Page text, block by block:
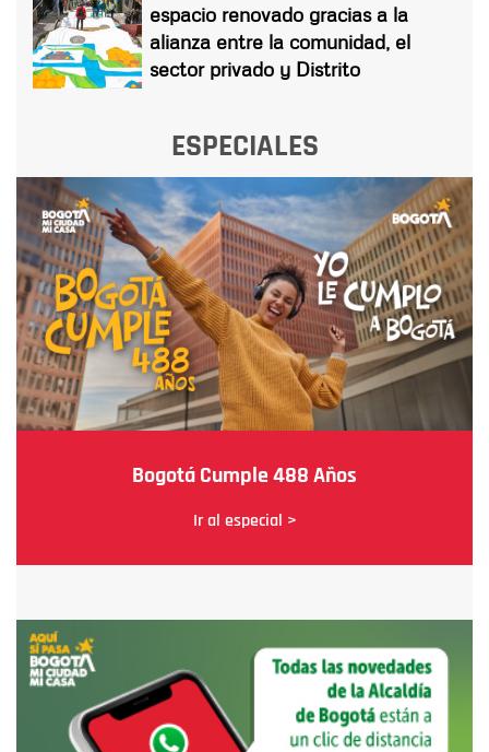
espacio renovado gracias a la
alianza entre la comunidad, el
sector privado y Distrito
ESPECIALES
Bogotá Cumple 488 Años
Ir al especial >